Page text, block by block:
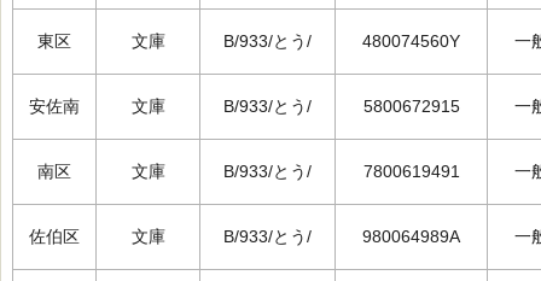
東区 文庫 B/933/とう/ 480074560Y 一
安佐南 文庫 B/933/とう/ 5800672915 一
南区 文庫 B/933/とう/ 7800619491 一
佐伯区 文庫 B/933/とう/ 980064989A 一